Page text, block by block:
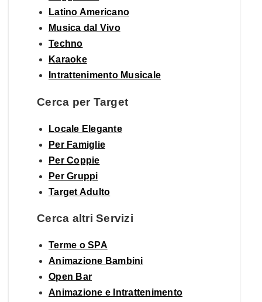
Latino Americano
Musica dal Vivo
Techno
Karaoke
Intrattenimento Musicale
Cerca per Target
Locale Elegante
Per Famiglie
Per Coppie
Per Gruppi
Target Adulto
Cerca altri Servizi
Terme o SPA
Animazione Bambini
Open Bar
Animazione e Intrattenimento